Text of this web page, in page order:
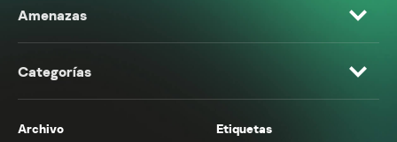
Amenazas
Categorías
Archivo
Etiquetas